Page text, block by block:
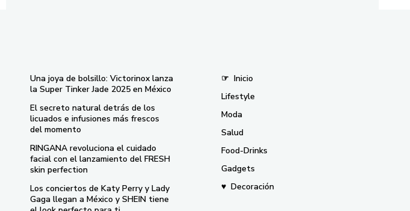
Una joya de bolsillo: Victorinox lanza
la Super Tinker Jade 2025 en México
El secreto natural detrás de los
licuados e infusiones más frescos
del momento
RINGANA revoluciona el cuidado
facial con el lanzamiento del FRESH
skin perfection
Los conciertos de Katy Perry y Lady
Gaga llegan a México y SHEIN tiene
☞ Inicio
Lifestyle
Moda
Salud
Food-Drinks
Gadgets
♥ Decoración